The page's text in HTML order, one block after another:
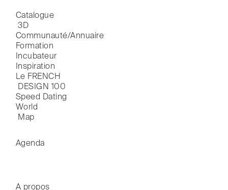
Catalogue
3D
Communauté/Annuaire
Formation
Incubateur
Inspiration
Le FRENCH
DESIGN 100
Speed Dating
World
Map
Agenda
A propos